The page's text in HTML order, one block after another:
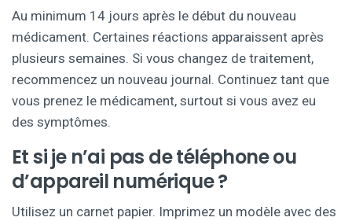
Au minimum 14 jours après le début du nouveau
médicament. Certaines réactions apparaissent après
plusieurs semaines. Si vous changez de traitement,
recommencez un nouveau journal. Continuez tant que
vous prenez le médicament, surtout si vous avez eu
des symptômes.
Et si je n’ai pas de téléphone ou
d’appareil numérique ?
Utilisez un carnet papier. Imprimez un modèle avec des